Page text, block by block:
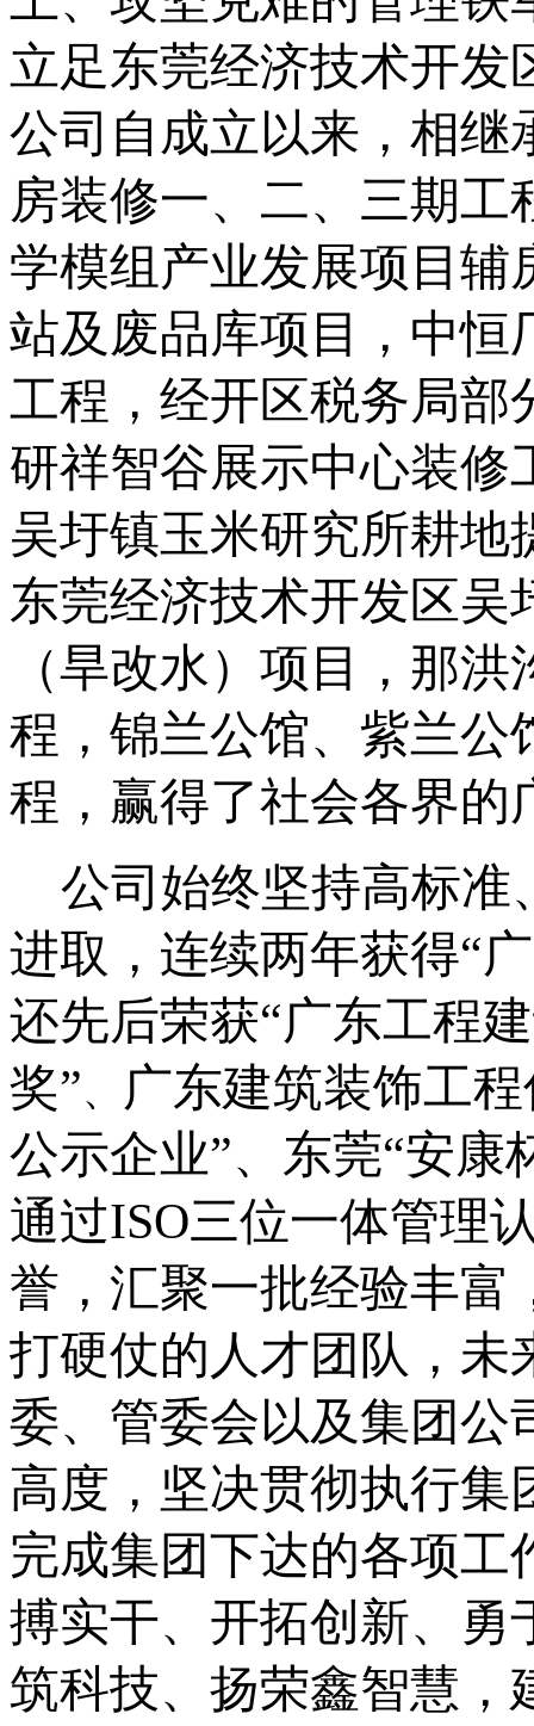
立足东莞经济技术开发
公司自成立以来 ， 相继
房装修一、二、三期工
学模组产业发展项目辅
站及废品库项目， 中恒
工程 ，经开区税务局
研祥智谷展示中心装修
吴圩镇玉米研究所耕地
东莞经济技术开发区
（旱改水）项目
，那
程， 锦兰公馆、紫兰公
程 ，赢得了社会各界的
公司始终坚持高标准
进取，连续两年获得“
还先后荣获“广东工程
奖”、
广东建筑装饰工
公示企业”、 东莞“安康
通过ISO三位一体管理
誉，汇聚一批经验丰富
打硬仗的人才团队，未
委、管委会以及集团公
高度，坚决贯彻执行集
完成集团下达的各项工
搏实干、开拓创新、勇
筑科技、扬荣鑫智慧，